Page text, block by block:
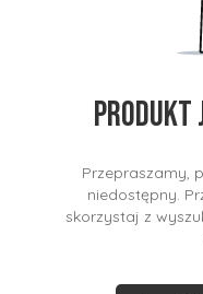
Produkt
Przepraszamy,
niedostępny.
skorzystaj z